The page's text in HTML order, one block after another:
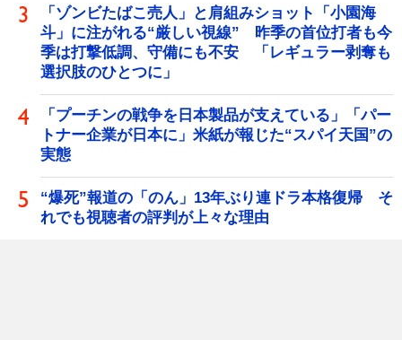
「ゾンビたばこ売人」と肩組みショット「小園海
斗」に注がれる“厳しい視線” 昨季の首位打者も今
季は打撃低調、守備にも不安 「レギュラー剥奪も
選択肢のひとつに」
「プーチンの戦争を日本製品が支えている」「パー
トナー企業が日本に」米紙が報じた“スパイ天国”の
実態
“爆死”報道の「のん」13年ぶり連ドラ本格復帰 そ
れでも視聴者の評判が上々な理由